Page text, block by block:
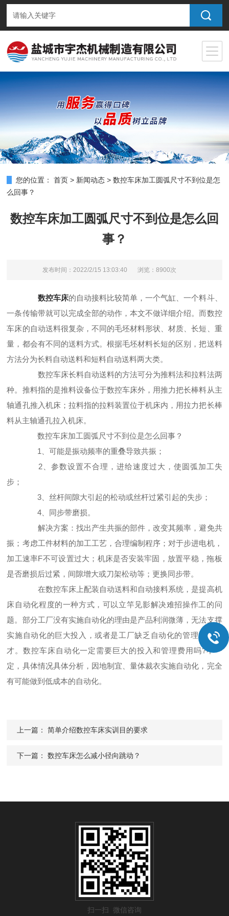
您的位置： 首页 > 新闻动态 >数控车床加工圆弧尺寸不到位是怎
么回事？
数控车床加工圆弧尺寸不到位是怎么回
事？
发布时间：2022/2/15 13:03:40 浏览：8900次
数控车床的自动接料比较简单，一个气缸、一个料斗、
一条传输带就可以完成全部的动作，本文不做详细介绍。而数控
车床的自动送料很复杂，不同的毛坯材料形状、材质、长短、重
量，都会有不同的送料方式。根据毛坯材料长短的区别，把送料
方法分为长料自动送料和短料自动送料两大类。
数控车床长料自动送料的方法可分为推料法和拉料法两
种。推料指的是推料设备位于数控车床外，用推力把长棒料从主
轴通孔推入机床；拉料指的拉料装置位于机床内，用拉力把长棒
料从主轴通孔拉入机床。
数控车床加工圆弧尺寸不到位是怎么回事？
1、可能是振动频率的重叠导致共振；
2、参数设置不合理，进给速度过大，使圆弧加工失
步；
3、丝杆间隙大引起的松动或丝杆过紧引起的失步；
4、同步带磨损。
解决方案：找出产生共振的部件，改变其频率，避免共
振；考虑工件材料的加工工艺，合理编制程序；对于步进电机，
加工速率F不可设置过大；机床是否安装牢固，放置平稳，拖板
是否磨损后过紧，间隙增大或刀架松动等；更换同步带。
在数控车床上配装自动送料和自动接料系统，是提高机
床自动化程度的一种方式，可以立竿见影解决难招操作工的问
题。部分工厂没有实施自动化的理由是产品利润微薄，无法支撑
实施自动化的巨大投入，或者是工厂缺乏自动化的管理实施人
才。数控车床自动化一定需要巨大的投入和管理费用吗?不一
定，具体情况具体分析，因地制宜、量体裁衣实施自动化，完全
有可能做到低成本的自动化。
上一篇：简单介绍数控车床实训目的要求
下一篇：数控车床怎么减小径向跳动？
扫一扫 微信咨询